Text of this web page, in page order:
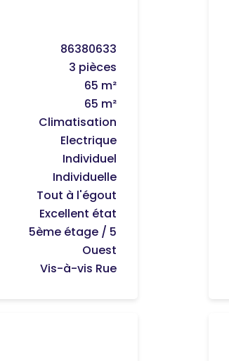
86380633
3 pièces
65 m²
65 m²
Climatisation
Electrique
Individuel
Individuelle
Tout à l'égout
Excellent état
5ème étage / 5
Ouest
Vis-à-vis Rue